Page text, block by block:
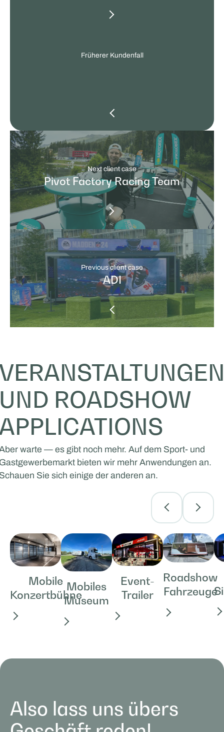
Früherer Kundenfall
Previous client case
ADI
Next client case
Pivot Factory Racing Team
ROADSHOW
warte — es gibt noch mehr. Auf dem Sport- und
bieten wir mehr Anwendungen an.
Sie sich einige der anderen an.
Mobile
Konzertbühne
Mobiles
Museum
Event-
Trailer
Roadshow
Fahrzeuge
Also lass uns übers